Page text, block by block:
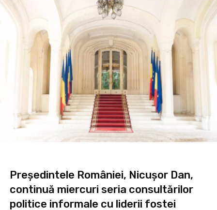
Președintele României, Nicușor Dan,
continuă miercuri seria consultărilor
politice informale cu liderii fostei